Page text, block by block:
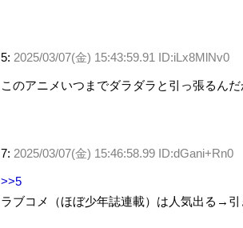
5: 2025/03/07(金) 15:43:59.91 ID:iLx8MlNv0
このアニメいつまでダラダラと引っ張るんだ
7: 2025/03/07(金) 15:46:58.99 ID:dGani+Rn0
>>5
ラブコメ（ほぼ少年誌連載）は人気出る→